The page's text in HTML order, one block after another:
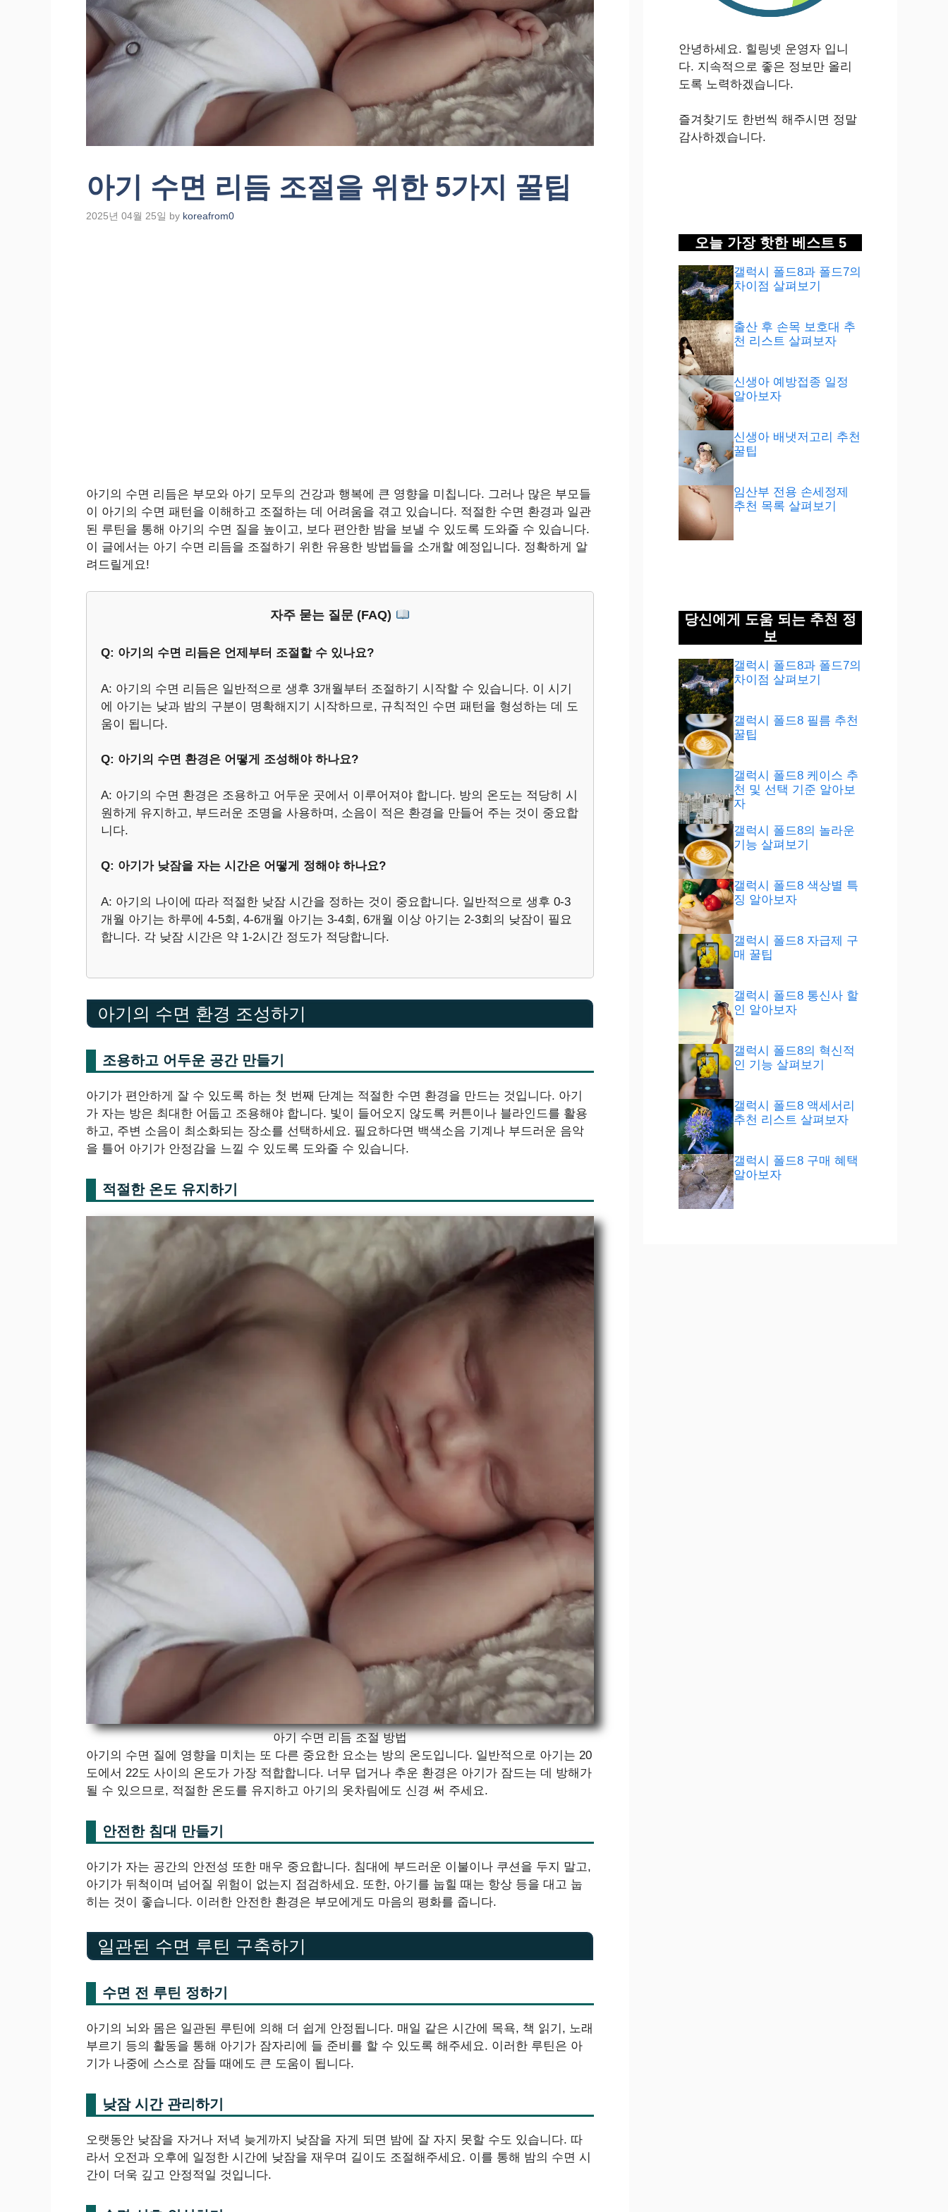
아기 수면 리듬 조절을 위한 5가지 꿀팁
2025년 04월 25일 by koreafrom0
아기의 수면 리듬은 부모와 아기 모두의 건강과 행복에 큰 영향을 미칩니다. 그러나 많은 부모들
이 아기의 수면 패턴을 이해하고 조절하는 데 어려움을 겪고 있습니다. 적절한 수면 환경과 일관
된 루틴을 통해 아기의 수면 질을 높이고, 보다 편안한 밤을 보낼 수 있도록 도와줄 수 있습니다.
이 글에서는 아기 수면 리듬을 조절하기 위한 유용한 방법들을 소개할 예정입니다. 정확하게 알
려드릴게요!
자주 묻는 질문 (FAQ)
Q: 아기의 수면 리듬은 언제부터 조절할 수 있나요?
A: 아기의 수면 리듬은 일반적으로 생후 3개월부터 조절하기 시작할 수 있습니다. 이 시기
에 아기는 낮과 밤의 구분이 명확해지기 시작하므로, 규칙적인 수면 패턴을 형성하는 데 도
움이 됩니다.
Q: 아기의 수면 환경은 어떻게 조성해야 하나요?
A: 아기의 수면 환경은 조용하고 어두운 곳에서 이루어져야 합니다. 방의 온도는 적당히 시
원하게 유지하고, 부드러운 조명을 사용하며, 소음이 적은 환경을 만들어 주는 것이 중요합
니다.
Q: 아기가 낮잠을 자는 시간은 어떻게 정해야 하나요?
A: 아기의 나이에 따라 적절한 낮잠 시간을 정하는 것이 중요합니다. 일반적으로 생후 0-3
개월 아기는 하루에 4-5회, 4-6개월 아기는 3-4회, 6개월 이상 아기는 2-3회의 낮잠이 필요
합니다. 각 낮잠 시간은 약 1-2시간 정도가 적당합니다.
아기의 수면 환경 조성하기
조용하고 어두운 공간 만들기
아기가 편안하게 잘 수 있도록 하는 첫 번째 단계는 적절한 수면 환경을 만드는 것입니다. 아기
가 자는 방은 최대한 어둡고 조용해야 합니다. 빛이 들어오지 않도록 커튼이나 블라인드를 활용
하고, 주변 소음이 최소화되는 장소를 선택하세요. 필요하다면 백색소음 기계나 부드러운 음악
을 틀어 아기가 안정감을 느낄 수 있도록 도와줄 수 있습니다.
적절한 온도 유지하기
아기 수면 리듬 조절 방법
아기의 수면 질에 영향을 미치는 또 다른 중요한 요소는 방의 온도입니다. 일반적으로 아기는 20
도에서 22도 사이의 온도가 가장 적합합니다. 너무 덥거나 추운 환경은 아기가 잠드는 데 방해가
될 수 있으므로, 적절한 온도를 유지하고 아기의 옷차림에도 신경 써 주세요.
안전한 침대 만들기
아기가 자는 공간의 안전성 또한 매우 중요합니다. 침대에 부드러운 이불이나 쿠션을 두지 말고,
아기가 뒤척이며 넘어질 위험이 없는지 점검하세요. 또한, 아기를 눕힐 때는 항상 등을 대고 눕
히는 것이 좋습니다. 이러한 안전한 환경은 부모에게도 마음의 평화를 줍니다.
일관된 수면 루틴 구축하기
수면 전 루틴 정하기
아기의 뇌와 몸은 일관된 루틴에 의해 더 쉽게 안정됩니다. 매일 같은 시간에 목욕, 책 읽기, 노래
부르기 등의 활동을 통해 아기가 잠자리에 들 준비를 할 수 있도록 해주세요. 이러한 루틴은 아
기가 나중에 스스로 잠들 때에도 큰 도움이 됩니다.
낮잠 시간 관리하기
오랫동안 낮잠을 자거나 저녁 늦게까지 낮잠을 자게 되면 밤에 잘 자지 못할 수도 있습니다. 따
라서 오전과 오후에 일정한 시간에 낮잠을 재우며 길이도 조절해주세요. 이를 통해 밤의 수면 시
간이 더욱 깊고 안정적일 것입니다.
안녕하세요. 힐링넷 운영자 입니
다. 지속적으로 좋은 정보만 올리
도록 노력하겠습니다.
즐겨찾기도 한번씩 해주시면 정말
감사하겠습니다.
오늘 가장 핫한 베스트 5
갤럭시 폴드8과 폴드7의
차이점 살펴보기
출산 후 손목 보호대 추
천 리스트 살펴보자
신생아 예방접종 일정
알아보자
신생아 배냇저고리 추천
꿀팁
임산부 전용 손세정제
추천 목록 살펴보기
당신에게 도움 되는 추천 정
보
갤럭시 폴드8과 폴드7의
차이점 살펴보기
갤럭시 폴드8 필름 추천
꿀팁
갤럭시 폴드8 케이스 추
천 및 선택 기준 알아보
자
갤럭시 폴드8의 놀라운
기능 살펴보기
갤럭시 폴드8 색상별 특
징 알아보자
갤럭시 폴드8 자급제 구
매 꿀팁
갤럭시 폴드8 통신사 할
인 알아보자
갤럭시 폴드8의 혁신적
인 기능 살펴보기
갤럭시 폴드8 액세서리
추천 리스트 살펴보자
갤럭시 폴드8 구매 혜택
알아보자